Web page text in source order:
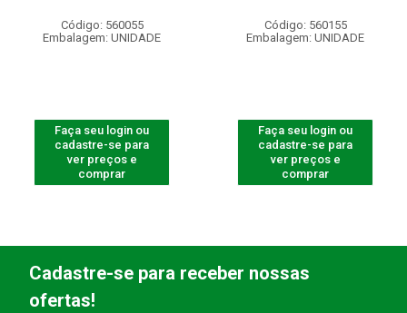
Código: 560055
Embalagem: UNIDADE
Faça seu login ou
cadastre-se para
ver preços e
comprar
Código: 560155
Embalagem: UNIDADE
Faça seu login ou
cadastre-se para
ver preços e
comprar
Cadastre-se para receber nossas
ofertas!